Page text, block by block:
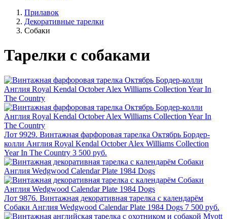
Прилавок
Декоративные тарелки
Собаки
Тарелки с собаками
Лот 9929. Винтажная фарфоровая тарелка Октябрь Бордер-
колли Англия Royal Kendal October Alex Williams Collection
Year In The Country 3 500 руб.
Лот 9876. Винтажная декоративная тарелка с календарём
Собаки Англия Wedgwood Calendar Plate 1984 Dogs 7 500 руб.